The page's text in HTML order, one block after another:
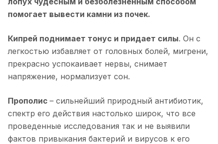
помогает вывести камни из почек.
Кипрей поднимает тонус и придает силы. Он с
легкостью избавляет от головных болей, мигрени,
прекрасно успокаивает нервы, снимает
напряжение, нормализует сон.
Прополис – сильнейший природный антибиотик,
спектр его действия настолько широк, что все
проведенные исследования так и не выявили
фактов привыкания бактерий и вирусов к его